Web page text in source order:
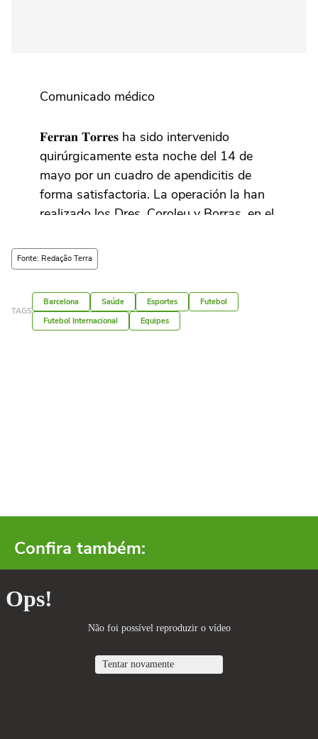
Comunicado médico
𝐅𝐞𝐫𝐫𝐚𝐧 𝐓𝐨𝐫𝐫𝐞𝐬 ha sido intervenido
quirúrgicamente esta noche del 14 de
mayo por un cuadro de apendicitis de
forma satisfactoria. La operación la han
realizado los Dres. Coroleu y Borras, en el
de los…pic.twitter.com/3U4A6uXZlI
— FC Barcelona (@FCBarcelona_es)
14, 2025
Fonte: Redação Terra
TAGS
Barcelona Saúde Esportes
Futebol
Futebol Internacional
Equipes
Confira também: